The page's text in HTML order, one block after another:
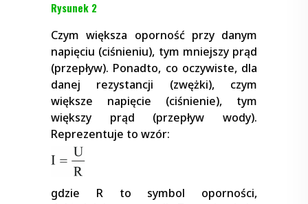
Rysunek 2
Czym większa oporność przy danym
napięciu (ciśnieniu), tym mniejszy prąd
(przepływ). Ponadto, co oczywiste, dla
danej rezystancji (zwężki), czym
większe napięcie (ciśnienie), tym
większy prąd (przepływ wody).
Reprezentuje to wzór:
gdzie R to symbol oporności,